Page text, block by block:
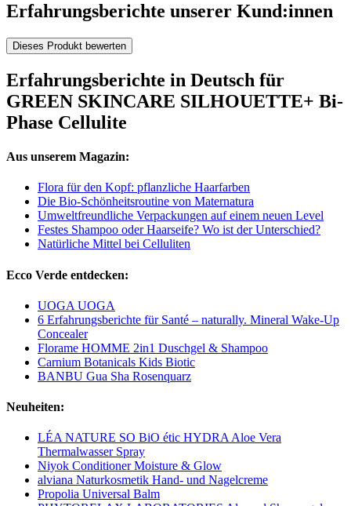
Erfahrungsberichte unserer Kund:innen
Dieses Produkt bewerten
Erfahrungsberichte in Deutsch für
GREEN SKINCARE SILHOUETTE+ Bi-
Phase Cellulite
Aus unserem Magazin:
Flora für den Kopf: pflanzliche Haarfarben
Die Bio-Schönheitsroutine von Maternatura
Umweltfreundliche Verpackungen auf einem neuen Level
Festes Shampoo oder Haarseife? Wo ist der Unterschied?
Natürliche Mittel bei Celluliten
Ecco Verde entdecken:
UOGA UOGA
6 Erfahrungsberichte für Santé – naturally. Mineral Wake-Up
Concealer
Florame HOMME 2in1 Duschgel & Shampoo
Carnium Botanicals Kids Biotic
BANBU Gua Sha Rosenquarz
Neuheiten:
LÉA NATURE SO BiO étic HYDRA Aloe Vera
Thermalwasser Spray
Niyok Conditioner Moisture & Glow
alviana Naturkosmetik Hand- und Nagelcreme
Propolia Universal Balm